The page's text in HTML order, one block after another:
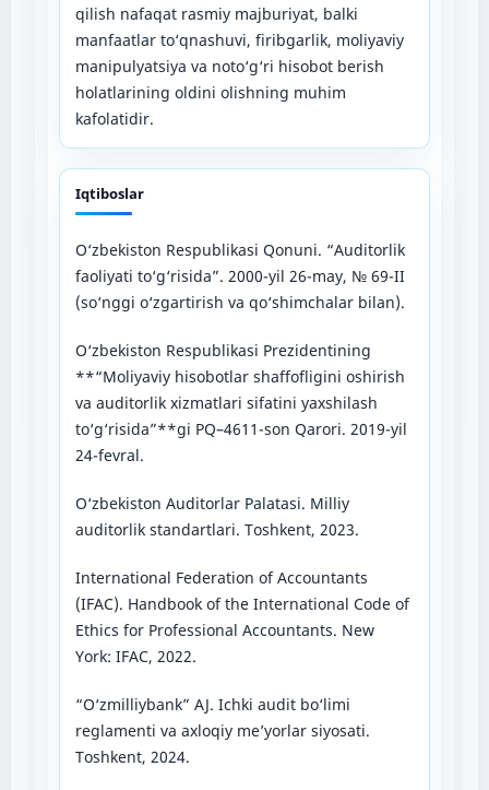
qilish nafaqat rasmiy majburiyat, balki
manfaatlar to‘qnashuvi, firibgarlik, moliyaviy
manipulyatsiya va noto‘g‘ri hisobot berish
holatlarining oldini olishning muhim
kafolatidir.
Iqtiboslar
O‘zbekiston Respublikasi Qonuni. “Auditorlik
faoliyati to‘g‘risida”. 2000-yil 26-may, № 69-II
(so‘nggi o‘zgartirish va qo‘shimchalar bilan).
O‘zbekiston Respublikasi Prezidentining
**“Moliyaviy hisobotlar shaffofligini oshirish
va auditorlik xizmatlari sifatini yaxshilash
to‘g‘risida”**gi PQ–4611-son Qarori. 2019-yil
24-fevral.
O‘zbekiston Auditorlar Palatasi. Milliy
auditorlik standartlari. Toshkent, 2023.
International Federation of Accountants
(IFAC). Handbook of the International Code of
Ethics for Professional Accountants. New
York: IFAC, 2022.
“O‘zmilliybank” AJ. Ichki audit bo‘limi
reglamenti va axloqiy me’yorlar siyosati.
Toshkent, 2024.